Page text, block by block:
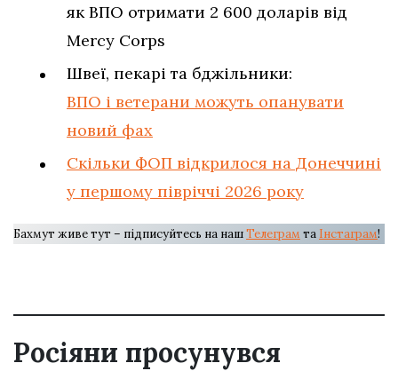
як ВПО отримати 2 600 доларів від
Mercy Corps
Швеї, пекарі та бджільники:
ВПО і ветерани можуть опанувати
новий фах
Скільки ФОП відкрилося на Донеччині
у першому півріччі 2026 року
Бахмут живе тут – підписуйтесь на нашТелеграм та Інстаграм!
Росіяни просунувся